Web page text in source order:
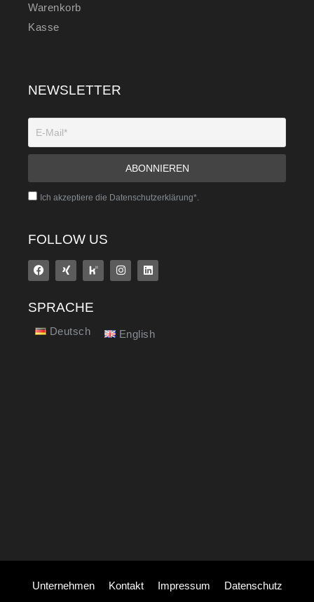
Warenkorb
Kasse
NEWSLETTER
Ich akzeptiere die Datenschutzerklärung*.
FOLLOW US
SPRACHE
Deutsch English
Unternehmen Kontakt Impressum Datenschutz